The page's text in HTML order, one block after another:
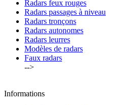
Radars feux rouges
Radars passages à niveau
Radars tronçons
Radars autonomes
Radars leurres
Modèles de radars
Faux radars
-->
Informations